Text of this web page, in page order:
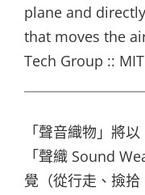
plane and
that moves the
Tech Group ::
「聲音織物」將
「聲織 Sound
覺（從行走、撿